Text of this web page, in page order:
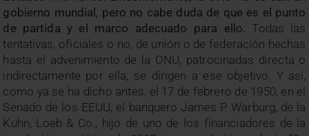
gobierno mundial, pero no cabe duda de que es el punto
de partida y el marco adecuado para ello. Todas las
tentativas, oficiales o no, de unión o de federación hechas
hasta el advenimiento de la ONU, patrocinadas directa o
indirectamente por ella, se dirigen a ese objetivo. Y así,
como ya se ha dicho antes, el 17 de febrero de 1950, en el
Senado de los EEUU, el banquero James P. Warburg, de la
Kuhn, Loeb & Co., hijo de uno de los financiadores de la